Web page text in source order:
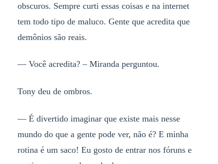
obscuros. Sempre curti essas coisas e na internet
tem todo tipo de maluco. Gente que acredita que
demônios são reais.
— Você acredita? – Miranda perguntou.
Tony deu de ombros.
— É divertido imaginar que existe mais nesse
mundo do que a gente pode ver, não é? E minha
rotina é um saco! Eu gosto de entrar nos fóruns e